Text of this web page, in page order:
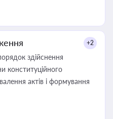
+2
здійснення
конституційного
актів і формування